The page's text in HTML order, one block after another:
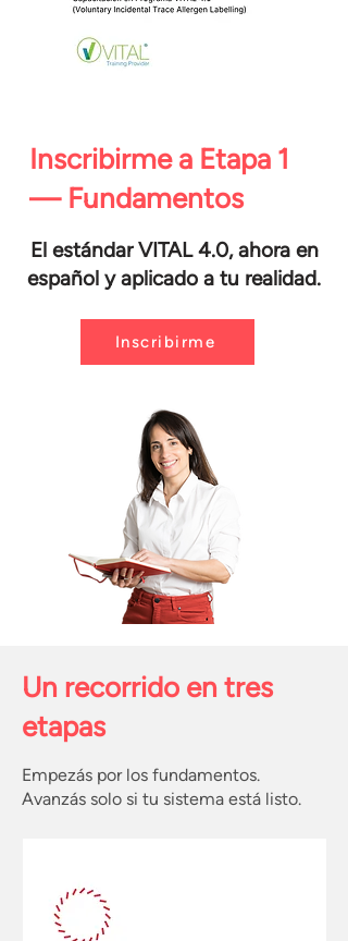
Inscribirme a Etapa 1
— Fundamentos
El estándar VITAL 4.0, ahora en
español y aplicado a tu realidad.
Inscribirme
Un recorrido en tres
etapas
Empezás por los fundamentos.
Avanzás solo si tu sistema está listo.